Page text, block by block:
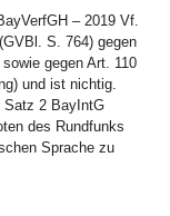
– 2019 Vf.
S. 764) gegen
gegen Art. 110
und ist nichtig.
Satz 2 BayIntG
des Rundfunks
Sprache zu